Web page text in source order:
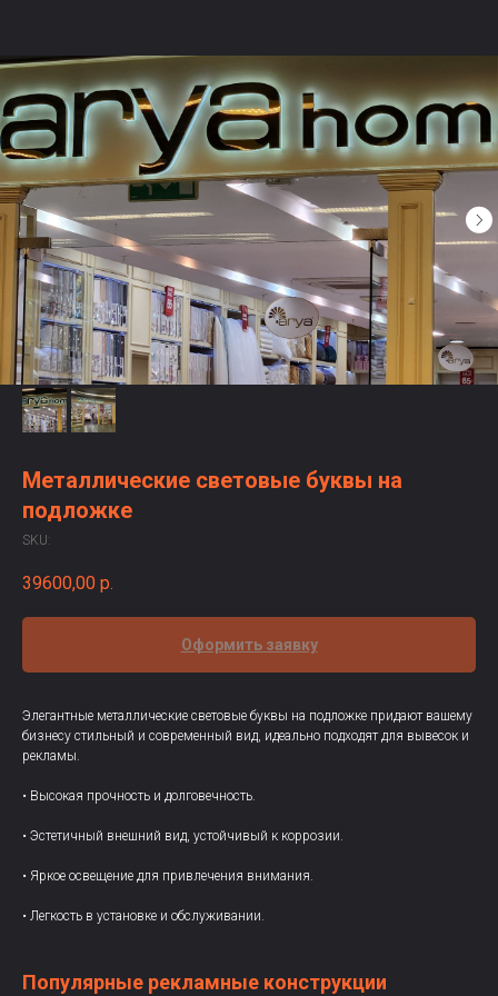
Металлические световые буквы на
подложке
SKU:
39600,00 р.
Оформить заявку
Элегантные металлические световые буквы на подложке придают вашему
бизнесу стильный и современный вид, идеально подходят для вывесок и
рекламы.
• Высокая прочность и долговечность.
• Эстетичный внешний вид, устойчивый к коррозии.
• Яркое освещение для привлечения внимания.
• Легкость в установке и обслуживании.
Популярные рекламные конструкции